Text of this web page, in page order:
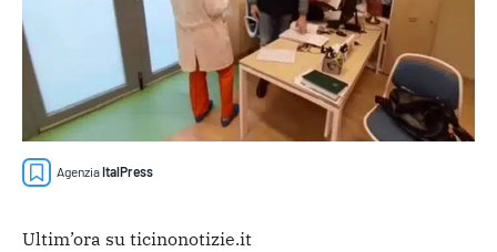
AgenziaItalPress
Ultim’ora su ticinonotizie.it